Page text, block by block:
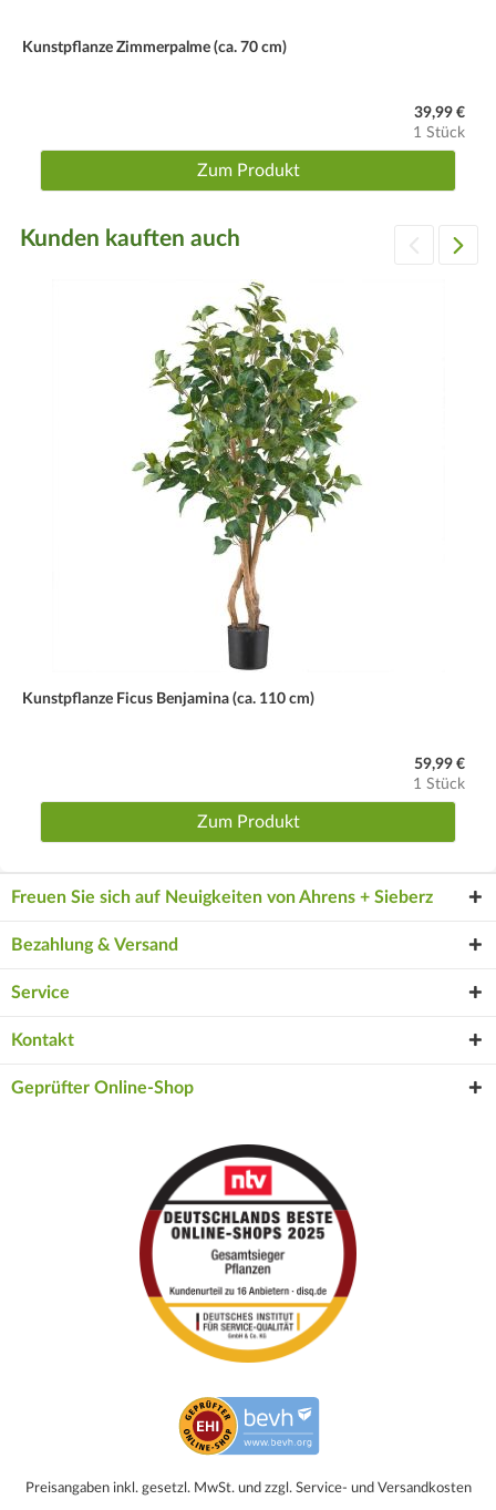
Kunstpflanze Zimmerpalme (ca. 70 cm)
39,99 €
1 Stück
Zum Produkt
Kunden kauften auch
Kunstpflanze Ficus Benjamina (ca. 110 cm)
59,99 €
1 Stück
Zum Produkt
Freuen Sie sich auf Neuigkeiten von Ahrens + Sieberz
Bezahlung & Versand
Service
Kontakt
Geprüfter Online-Shop
Preisangaben inkl. gesetzl. MwSt. und zzgl. Service- und Versandkosten